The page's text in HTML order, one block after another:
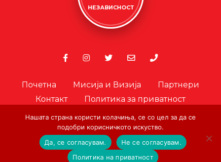
НЕЗАВИСНОСТ
Почетна Мисија и Визија
Партнери
Контакт
Политика за приватност
Политика за колачиња
Офицер за лични податоци
© Copyright. Црвен Крст на Град Скопје. 2026.
Нашата страна користи колачиња, се со цел за да се
подобри корисничкото искуство.
Да, се согласувам.
Не се согласувам.
Политика на приватност